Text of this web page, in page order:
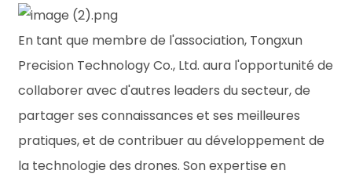
En tant que membre de l'association, Tongxun
Precision Technology Co., Ltd. aura l'opportunité de
collaborer avec d'autres leaders du secteur, de
partager ses connaissances et ses meilleures
pratiques, et de contribuer au développement de
la technologie des drones. Son expertise en